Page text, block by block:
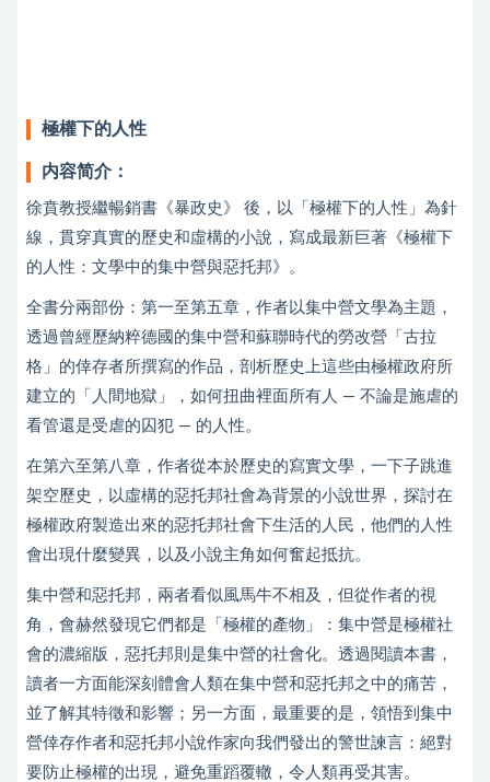
極權下的人性
内容简介：
徐賁教授繼暢銷書《暴政史》 後，以「極權下的人性」為針
線，貫穿真實的歷史和虛構的小說，寫成最新巨著《極權下
的人性：文學中的集中營與惡托邦》。
全書分兩部份：第一至第五章，作者以集中營文學為主題，
透過曾經歷納粹德國的集中營和蘇聯時代的勞改營「古拉
格」的倖存者所撰寫的作品，剖析歷史上這些由極權政府所
建立的「人間地獄」，如何扭曲裡面所有人 — 不論是施虐的
看管還是受虐的囚犯 — 的人性。
在第六至第八章，作者從本於歷史的寫實文學，一下子跳進
架空歷史，以虛構的惡托邦社會為背景的小說世界，探討在
極權政府製造出來的惡托邦社會下生活的人民，他們的人性
會出現什麼變異，以及小說主角如何奮起抵抗。
集中營和惡托邦，兩者看似風馬牛不相及，但從作者的視
角，會赫然發現它們都是「極權的產物」：集中營是極權社
會的濃縮版，惡托邦則是集中營的社會化。透過閱讀本書，
讀者一方面能深刻體會人類在集中營和惡托邦之中的痛苦，
並了解其特徵和影響；另一方面，最重要的是，領悟到集中
營倖存作者和惡托邦小說作家向我們發出的警世諫言：絕對
要防止極權的出現，避免重蹈覆轍，令人類再受其害。